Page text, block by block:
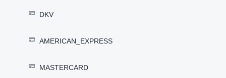
DKV
AMERICAN_EXPRESS
MASTERCARD